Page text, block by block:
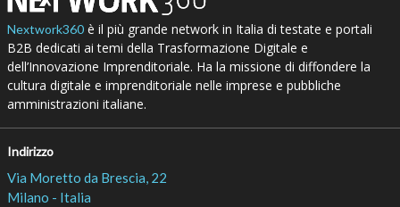
Nextwork360è il più grande network in Italia di testate e portali
B2B dedicati ai temi della Trasformazione Digitale e
dell’Innovazione Imprenditoriale. Ha la missione di diffondere la
cultura digitale e imprenditoriale nelle imprese e pubbliche
amministrazioni italiane.
Indirizzo
Via Moretto da Brescia, 22
Milano - Italia